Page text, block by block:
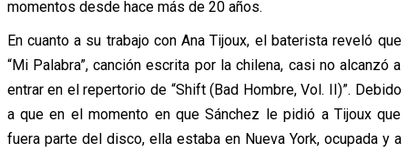
momentos desde hace más de 20 años.
En cuanto a su trabajo con Ana Tijoux, el baterista reveló que
“Mi Palabra”, canción escrita por la chilena, casi no alcanzó a
entrar en el repertorio de “Shift (Bad Hombre, Vol. II)”. Debido
a que en el momento en que Sánchez le pidió a Tijoux que
fuera parte del disco, ella estaba en Nueva York, ocupada y a